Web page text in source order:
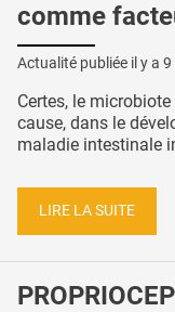
comme
Actualité publiée il y a 9
Certes, le
cause, dans le
maladie intestinale
LIRE LA SUITE